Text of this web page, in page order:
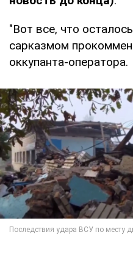
"Вот все, что
сарказмом
оккупанта-оператора.